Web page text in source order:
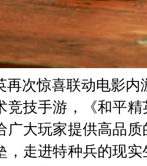
次惊喜联动电影内
手游，《和平精
广大玩家提供高品
，走进特种兵的现